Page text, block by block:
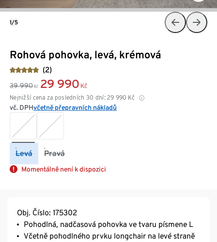
Rohová pohovka, levá, krémová
(2)
39 990 Kč 29 990 Kč
Nejnižší cena za posledních 30 dní: 29 990 Kč
vč. DPHvčetně přepravních nákladů
Levá Pravá
Momentálně není k dispozici
1/5
Obj. Číslo: 175302
Pohodlná, nadčasová pohovka ve tvaru písmene L
Včetně pohodlného prvku longchair na levé straně